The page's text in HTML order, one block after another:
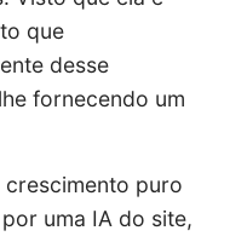
que
desse
fornecendo um
puro
uma IA do site,